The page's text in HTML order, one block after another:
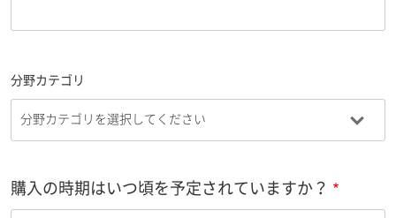
分野カテゴリ
購入の時期はいつ頃を予定されていますか？